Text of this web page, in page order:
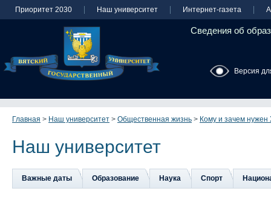
Приоритет 2030 Наш университет Интернет-газета
Сведения об
Версия
Главная > Наш университет > Общественная жизнь > Кому и зачем
Наш университет
Важные даты Образование Наука Спорт